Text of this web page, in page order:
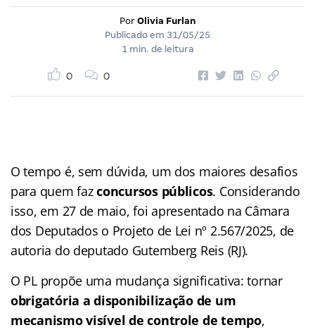
Por Olivia Furlan
Publicado em 31/05/25
1 min. de leitura
0 0
O tempo é, sem dúvida, um dos maiores desafios
para quem fazconcursos públicos. Considerando
isso, em 27 de maio, foi apresentado na Câmara
dos Deputados o Projeto de Lei nº 2.567/2025, de
autoria do deputado Gutemberg Reis (RJ).
O PL propõe uma mudança significativa: tornar
obrigatória a disponibilização de um
mecanismo visível de controle de tempo,